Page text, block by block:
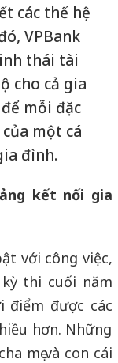
các thế hệ
VPBank
thái tài
cho cả gia
mỗi đặc
một cá
đình.
kết nối gia
với công việc,
thi cuối năm
được các
hơn. Những
mẹ và con cái